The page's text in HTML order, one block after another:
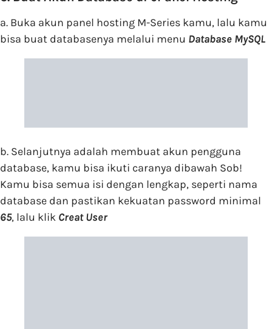
a. Buka akun panel hosting M-Series kamu, lalu kamu
bisa buat databasenya melalui menu Database MySQL
b. Selanjutnya adalah membuat akun pengguna
database, kamu bisa ikuti caranya dibawah Sob!
Kamu bisa semua isi dengan lengkap, seperti nama
database dan pastikan kekuatan password minimal
65, lalu klik Creat User